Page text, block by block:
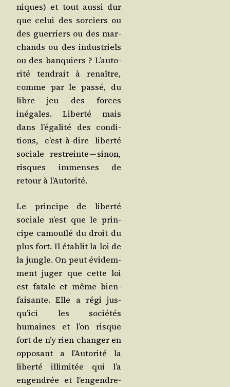
niques) et tout aus­si dur
que celui des sor­ciers ou
des guer­riers ou des mar­
chands ou des indus­triels
ou des ban­quiers ? L’au­to­
ri­té ten­drait à renaître,
comme par le pas­sé, du
libre jeu des forces
inégales. Liber­té mais
dans l’é­ga­li­té des condi­
tions, c’est-à-dire liber­té
sociale res­treinte — sinon,
risques immenses de
retour à l’Autorité.
Le prin­cipe de liber­té
sociale n’est que le prin­
cipe camou­flé du droit du
plus fort. Il éta­blit la loi de
la jungle. On peut évi­dem­
ment juger que cette loi
est fatale et même bien­
fai­sante. Elle a régi jus­
qu’i­ci les socié­tés
humaines et l’on risque
fort de n’y rien chan­ger en
oppo­sant a l’Au­to­ri­té la
liber­té illi­mi­tée qui l’a
engen­drée et l’en­gen­dre­